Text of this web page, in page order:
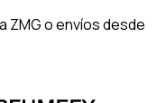
ZMG o envíos desde